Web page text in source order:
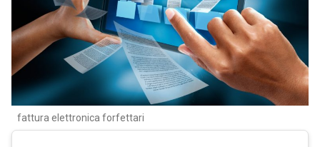
fattura elettronica forfettari